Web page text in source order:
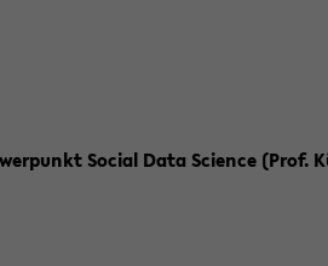
So­cial Data Sci­ence (Prof.